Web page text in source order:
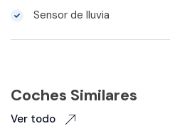
Sensor de lluvia
Coches Similares
Ver todo